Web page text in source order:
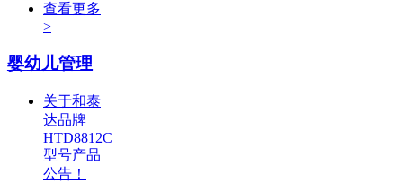
查看更多
>
婴幼儿管理
关于和泰
达品牌
HTD8812C
型号产品
公告！